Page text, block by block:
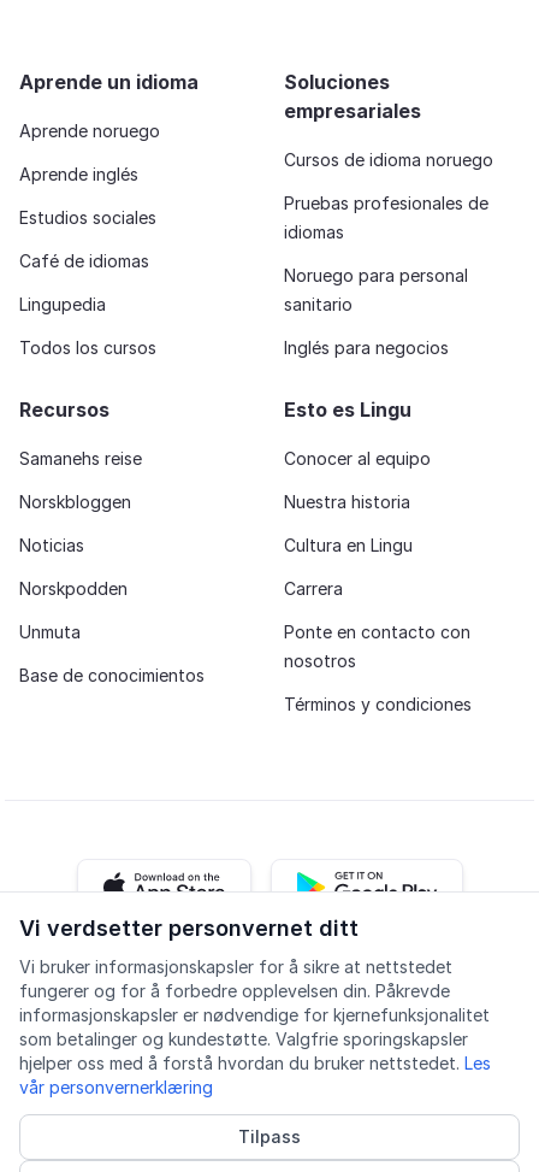
Vi verdsetter personvernet ditt
Vi bruker informasjonskapsler for å sikre at nettstedet
fungerer og for å forbedre opplevelsen din. Påkrevde
informasjonskapsler er nødvendige for kjernefunksjonalitet
som betalinger og kundestøtte. Valgfrie sporingskapsler
hjelper oss med å forstå hvordan du bruker nettstedet. Les
vår personvernerklæring
Tilpass
Aprende un idioma
Aprende noruego
Aprende inglés
Estudios sociales
Café de idiomas
Lingupedia
Todos los cursos
Soluciones
empresariales
Cursos de idioma noruego
Pruebas profesionales de
idiomas
Noruego para personal
sanitario
Inglés para negocios
Recursos
Samanehs reise
Norskbloggen
Noticias
Norskpodden
Unmuta
Base de conocimientos
Esto es Lingu
Conocer al equipo
Nuestra historia
Cultura en Lingu
Carrera
Ponte en contacto con
nosotros
Términos y condiciones
iOS app Android app
FacebookInstagram
YoutubeLinkedIn
Informasjonskapsler